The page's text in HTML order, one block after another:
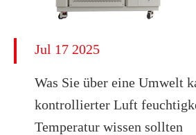
Jul 17 2025
Was Sie über eine Umwelt
kontrollierter Luft
Temperatur wissen sollten